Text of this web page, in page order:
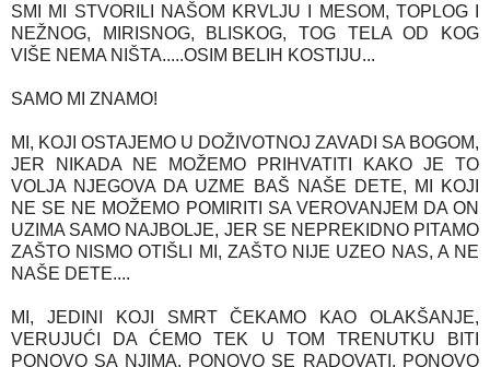
SMI MI STVORILI NAŠOM KRVLJU I MESOM, TOPLOG I
NEŽNOG, MIRISNOG, BLISKOG, TOG TELA OD KOG
VIŠE NEMA NIŠTA.....OSIM BELIH KOSTIJU...
SAMO MI ZNAMO!
MI, KOJI OSTAJEMO U DOŽIVOTNOJ ZAVADI SA BOGOM,
JER NIKADA NE MOŽEMO PRIHVATITI KAKO JE TO
VOLJA NJEGOVA DA UZME BAŠ NAŠE DETE, MI KOJI
NE SE NE MOŽEMO POMIRITI SA VEROVANJEM DA ON
UZIMA SAMO NAJBOLJE, JER SE NEPREKIDNO PITAMO
ZAŠTO NISMO OTIŠLI MI, ZAŠTO NIJE UZEO NAS, A NE
NAŠE DETE....
MI, JEDINI KOJI SMRT ČEKAMO KAO OLAKŠANJE,
VERUJUĆI DA ĆEMO TEK U TOM TRENUTKU BITI
PONOVO SA NJIMA, PONOVO SE RADOVATI, PONOVO